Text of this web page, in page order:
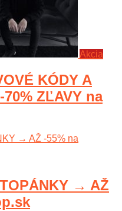
Akcia
KÓDY A
ZĽAVY na
→ AŽ